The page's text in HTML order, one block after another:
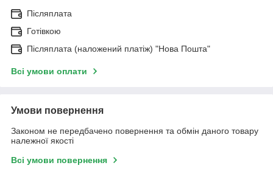
Післяплата
Готівкою
Післяплата (наложений платіж) "Нова Пошта"
Всі умови оплати
Умови повернення
Законом не передбачено повернення та обмін даного товару
належної якості
Всі умови повернення